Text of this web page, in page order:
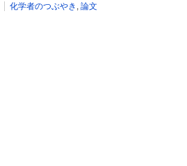
化学者のつぶやき , 論文